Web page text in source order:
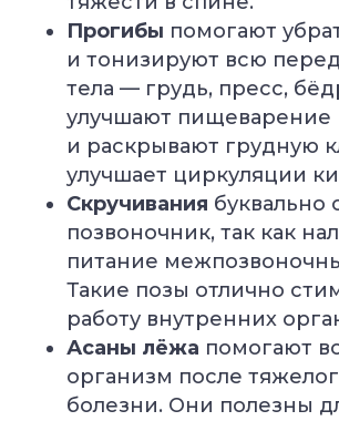
Прогибы помогают
и тонизируют всю
тела — грудь, пресс,
улучшают пищеварение
и раскрывают грудную
улучшает циркуляции
Скручивания буквально
позвоночник, так как
питание
Такие позы отлично
работу внутренних
Асаны лёжа помогают
организм после
болезни. Они полезны